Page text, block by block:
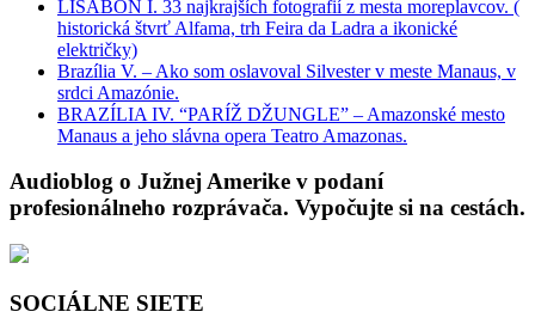
LISABON I. 33 najkrajších fotografií z mesta moreplavcov. (
historická štvrť Alfama, trh Feira da Ladra a ikonické
električky)
Brazília V. – Ako som oslavoval Silvester v meste Manaus, v
srdci Amazónie.
BRAZÍLIA IV. “PARÍŽ DŽUNGLE” – Amazonské mesto
Manaus a jeho slávna opera Teatro Amazonas.
Audioblog o Južnej Amerike v podaní
profesionálneho rozprávača. Vypočujte si na cestách.
SOCIÁLNE SIETE